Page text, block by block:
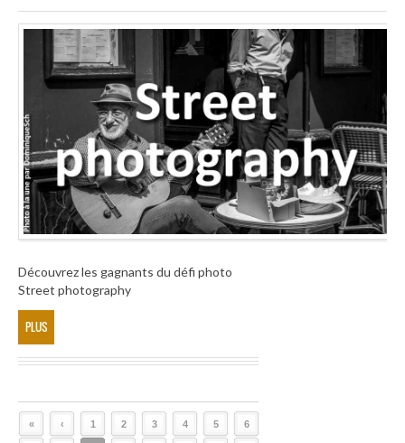
Découvrez les gagnants du défi photo
Street photography
PLUS
« ‹ 1 2 3 4 5 6